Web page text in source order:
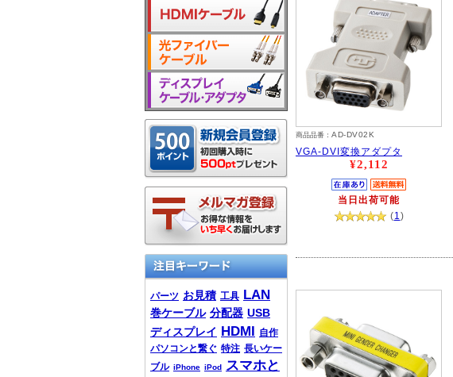
パーツ お見積 工具 LAN
巻ケーブル 分配器 USB
ディスプレイ HDMI 自作
パソコンと繋ぐ 特注 長いケー
ブル iPhone iPod スマホと
商品品番： AD-DV02K
VGA-DVI変換アダプタ
¥2,112
当日出荷可能
(1 )